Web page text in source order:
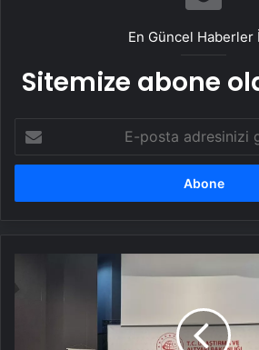
En Güncel Haberler
Sitemize abone
posta
adresinizi
Ulaşımda